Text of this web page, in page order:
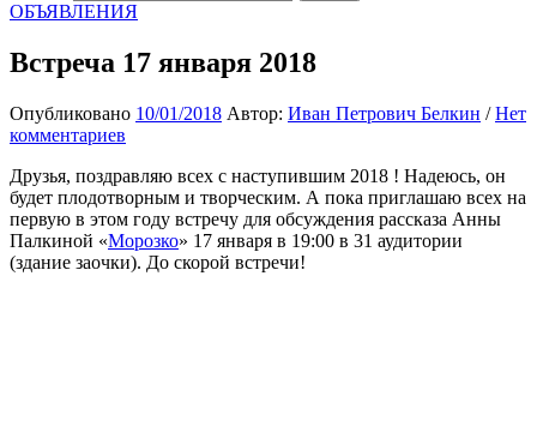
ОБЪЯВЛЕНИЯ
Встреча 17 января 2018
Опубликовано 10/01/2018 Автор: Иван Петрович Белкин /Нет
комментариев
Друзья, поздравляю всех с наступившим 2018 ! Надеюсь, он
будет плодотворным и творческим. А пока приглашаю всех на
первую в этом году встречу для обсуждения рассказа Анны
Палкиной «Морозко» 17 января в 19:00 в 31 аудитории
(здание заочки). До скорой встречи!